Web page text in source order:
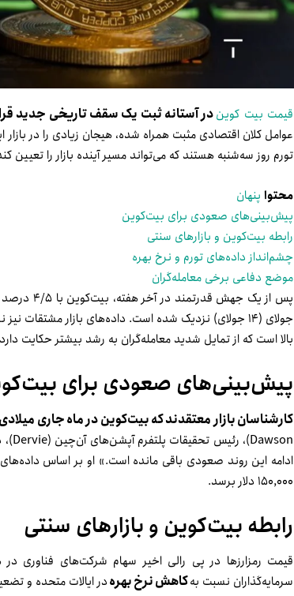
قیمت بیت کویندر آستانه ثبت یک سقف تاریخی جدید
عوامل کلان اقتصادی مثبت همراه شده، هیجان زیادی را در
تورم روز سه‌شنبه هستند که می‌تواند مسیر آینده بازار را تعیین
محتوا پنهان
پیش‌بینی‌های صعودی برای بیت‌کوین
رابطه بیت‌کوین و بازارهای سنتی
چشم‌انداز داده‌های تورم و نرخ بهره
موضع دفاعی برخی معامله‌گران
جولای (۱۴ جولای) نزدیک شده است. داده‌های بازار
بالا است که از تمایل شدید معامله‌گران به رشد بیشتر حکایت
پیش‌بینی‌های صعودی برای
کارشناسان بازار معتقدند که بیت‌کوین در ماه جاری
Dawson)، رئیس تحقیقات پلتفرم آپشن‌های آن‌چین (Dervie)، در گفت‌وگو با
ادامه این روند صعودی باقی مانده است.» او بر اساس
۱۵۰,۰۰۰ دلار برسد.
رابطه بیت‌کوین و بازارهای سنتی
قیمت رمزارزها در پی رالی اخیر سهام شرکت‌های
سرمایه‌گذاران نسبت بهکاهش نرخ بهرهدر ایالات متحده و